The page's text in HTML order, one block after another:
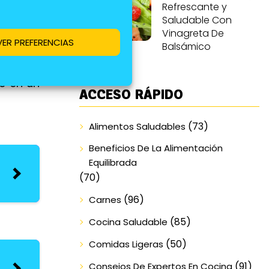
PREFERENCIAS
pollo
en un
Refrescante y
Saludable Con
Vinagreta De
Balsámico
ACCESO RÁPIDO
Alimentos Saludables (73)
Beneficios De La Alimentación
Equilibrada
(70)
Carnes (96)
Cocina Saludable (85)
Comidas Ligeras (50)
Consejos De Expertos En Cocina(91)